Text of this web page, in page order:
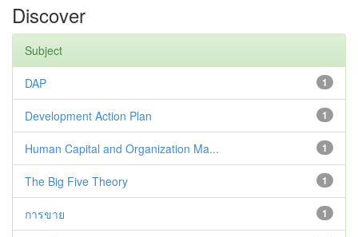
Discover
Subject
1
DAP
1
Development Action Plan
1
Human Capital and Organization Ma...
1
The Big Five Theory
1
การขาย